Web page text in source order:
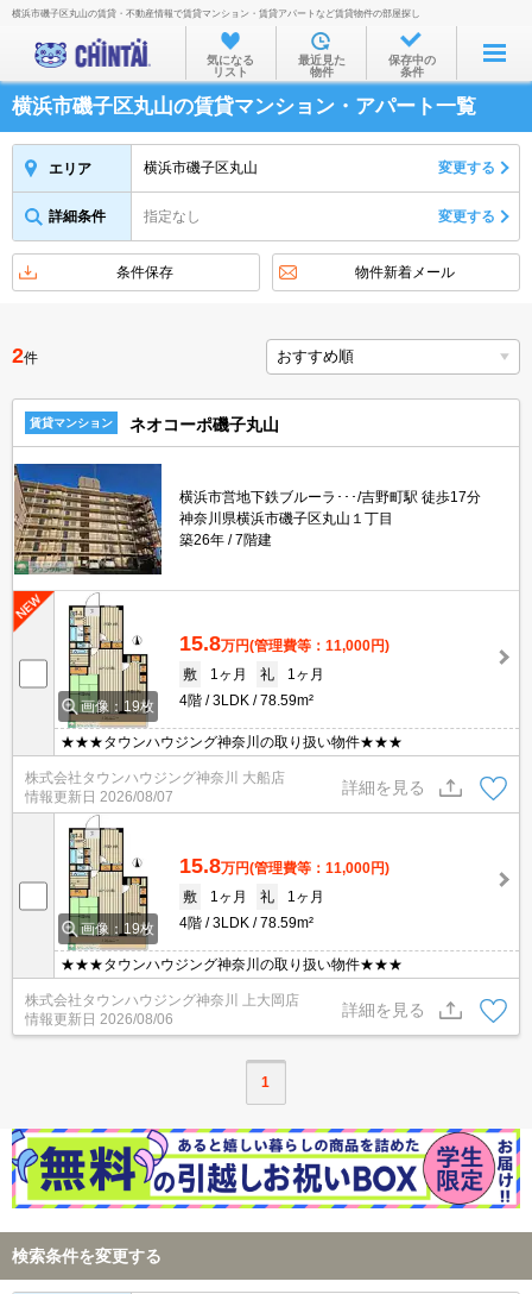
お部屋を探す
沿線・駅から
住所から
家賃相場から
物件特集から
不動産会社から
TOP
横浜市磯子区丸山の賃貸・不動産情報で賃貸マンション・賃貸アパートなど賃貸物件の部屋探し
気になる
リスト
最近見た
物件
保存中の
条件
横浜市磯子区丸山の賃貸マンション・アパート一覧
エリア 横浜市磯子区丸山 変更する
詳細条件 指定なし 変更する
条件保存 物件新着メール
2件
賃貸マンション ネオコーポ磯子丸山
横浜市営地下鉄ブルーラ･･･/吉野町駅 徒歩17分
神奈川県横浜市磯子区丸山１丁目
築26年
7階建
画像：19枚
15.8万円(管理費等：11,000円)
敷
1ヶ月 礼
1ヶ月
4階
3LDK 78.59m²
★★★タウンハウジング神奈川の取り扱い物件★★★
株式会社タウンハウジング神奈川 大船店
情報更新日 2026/08/07
詳細を見る
画像：19枚
15.8万円(管理費等：11,000円)
敷
1ヶ月 礼
1ヶ月
4階
3LDK 78.59m²
★★★タウンハウジング神奈川の取り扱い物件★★★
株式会社タウンハウジング神奈川 上大岡店
情報更新日 2026/08/06
詳細を見る
1
検索条件を変更する